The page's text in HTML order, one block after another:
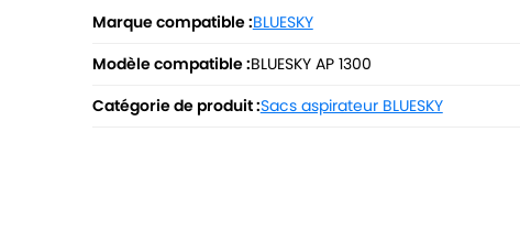
Marque compatible :BLUESKY
Modèle compatible :BLUESKY AP 1300
Catégorie de produit :Sacs aspirateur BLUESKY